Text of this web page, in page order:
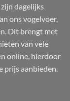
dagelijks
ons vogelvoer,
Dit brengt met
van vele
online, hierdoor
prijs aanbieden.